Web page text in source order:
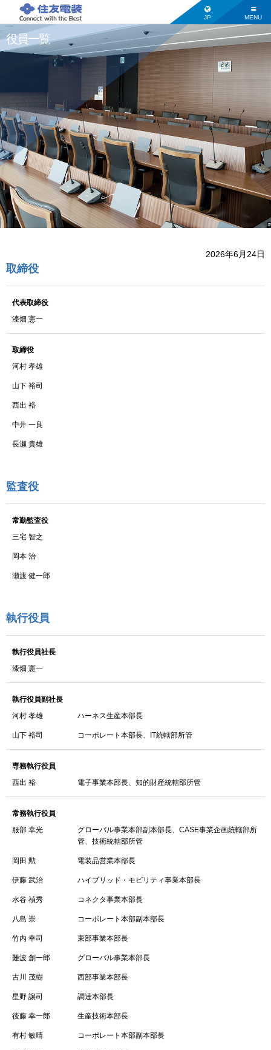
JP MENU
役員一覧
2026年6月24日
取締役
代表取締役
漆畑 憲一
取締役
河村 孝雄
山下 裕司
西出 裕
中井 一良
長瀬 貴雄
監査役
常勤監査役
三宅 智之
岡本 治
瀬渡 健一郎
執行役員
執行役員社長
漆畑 憲一
執行役員副社長
河村 孝雄
ハーネス生産本部長
山下 裕司 コーポレート本部長、IT統轄部所管
専務執行役員
西出 裕
電子事業本部長、知的財産統轄部所管
常務執行役員
服部 幸光
グローバル事業本部副本部長、CASE事業企画統轄部所
管、技術統轄部所管
岡田 勲 電装品営業本部長
伊藤 武治 ハイブリッド・モビリティ事業本部長
水谷 禎秀 コネクタ事業本部長
八島 崇 コーポレート本部副本部長
竹内 幸司 東部事業本部長
難波 創一郎 グローバル事業本部長
古川 茂樹 西部事業本部長
星野 譲司 調達本部長
後藤 幸一郎 生産技術本部長
有村 敏晴 コーポレート本部副本部長